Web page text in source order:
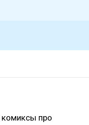
комиксы про